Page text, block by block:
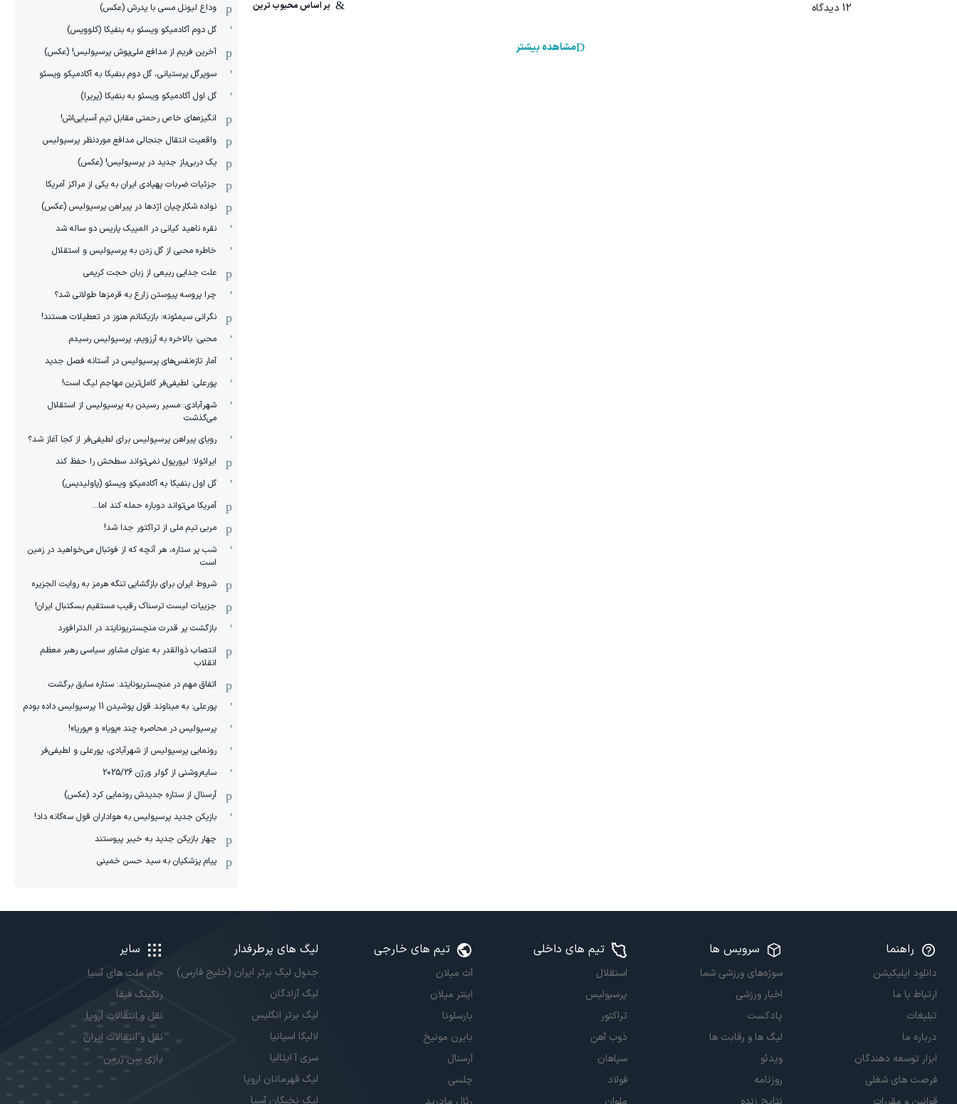
12 دیدگاه
مشاهده بیشتر
وداع لیونل مسی با پدرش (عکس)
گل دوم آکادمیکو ویسئو به بنفیکا (کلوویس)
آخرین فریم از مدافع ملی‌پوش پرسپولیس! (عکس)
سوپرگل پرستیانی، گل دوم بنفیکا به آکادمیکو ویسئو
گل اول آکادمیکو ویسئو به بنفیکا (پریرا)
انگیزه‌های خاص رحمتی مقابل تیم‌ آسیایی‌اش!
واقعیت انتقال جنجالی مدافع موردنظر پرسپولیس
یک دربی‌باز جدید در پرسپولیس! (عکس)
جزئیات ضربات پهپادی ایران به یکی از مراکز آمریکا
نواده شکارچیان اژدها در پیراهن پرسپولیس (عکس)
نقره ناهید کیانی در المپیک پاریس دو ساله شد
خاطره محبی از گل زدن به پرسپولیس و استقلال
علت جدایی ربیعی از زبان حجت کریمی
چرا پروسه پیوستن زارع به قرمزها طولانی شد؟
نگرانی سیمئونه: بازیکنانم هنوز در تعطیلات هستند!
محبی: بالاخره به آرزویم، پرسپولیس رسیدم
آمار تازه‌نفس‌های پرسپولیس در آستانه فصل جدید
پورعلی: لطیفی‌فر کامل‌ترین مهاجم لیگ است!
شهرآبادی: مسیر رسیدن به پرسپولیس از استقلال
می‌گذشت
رویای پیراهن پرسپولیس برای لطیفی‌فر از کجا آغاز شد؟
ایرائولا: لیورپول نمی‌تواند سطحش را حفظ کند
گل اول بنفیکا به آکادمیکو ویسئو (پاولیدیس)
آمریکا می‌تواند دوباره حمله کند اما...
مربی تیم ملی از تراکتور جدا شد!
شب پر ستاره، هر آنچه که از فوتبال می‌خواهید در زمین
است
شروط ایران برای بازگشایی تنگه هرمز به روایت الجزیره
جزییات لیست ترسناک رقیب مستقیم بسکتبال ایران!
بازگشت پر قدرت منچستریونایتد در الدترافورد
انتصاب ذوالقدر به عنوان مشاور سیاسی رهبر معظم
انقلاب
اتفاق مهم در منچستریونایتد: ستاره سابق برگشت
پورعلی: به میناوند قول پوشیدن 11 پرسپولیس داده بودم
پرسپولیس در محاصره چند «پویا» و «پوریا»!
رونمایی پرسپولیس از شهرآبادی، پورعلی و لطیفی‌فر
سایه‌روشنی از گولر ورژن 2025/26
آرسنال از ستاره جدیدش رونمایی کرد (عکس)
بازیکن جدید پرسپولیس به هواداران قول سه‌گانه داد!
چهار بازیکن جدید به خیبر پیوستند
پیام پزشکیان به سید حسن خمینی
راهنما
دانلود اپلیکیشن
ارتباط با ما
تبلیغات
درباره ما
ابزار توسعه دهندگان
فرصت های شغلی
سرویس ها
سوژه‌های ورزشی شما
اخبار ورزشی
پادکست
لیگ ها و رقابت ها
ویدئو
روزنامه
تیم های داخلی
استقلال
پرسپولیس
تراکتور
ذوب آهن
سپاهان
فولاد
تیم های خارجی
آث میلان
اینتر میلان
بارسلونا
بایرن مونیخ
آرسنال
چلسی
لیگ های پرطرفدار
جدول لیگ برتر ایران (خلیج فارس)
لیگ آزادگان
لیگ برتر انگلیس
لالیگا اسپانیا
سری آ ایتالیا
لیگ قهرمانان اروپا
لیگ نخبگان آسیا
سایر
جام ملت های آسیا
رنکینگ فیفا
نقل و انتقالات اروپا
نقل و انتقالات ایران
پاری سن ژرمن